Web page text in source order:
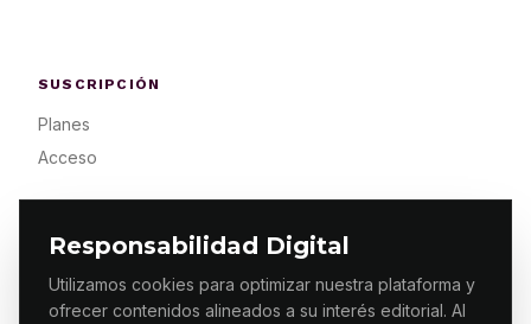
Responsabilidad Digital
Utilizamos cookies para optimizar nuestra plataforma y
ofrecer contenidos alineados a su interés editorial. Al
SUSCRIPCIÓN
Planes
Acceso
© 2026 ES PRIMERA MX. ALGUNOS DERECHOS